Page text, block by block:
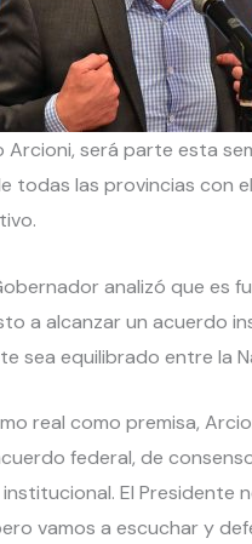
Arcioni, será parte esta
todas las provincias con
analizó que es
a alcanzar un acuerdo
sea equilibrado entre la
real como premisa,
federal, de
El Presidente
vamos a escuchar y